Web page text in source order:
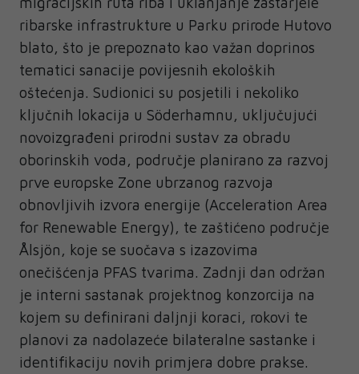
ribarske infrastrukture u Parku prirode Hutovo
blato, što je prepoznato kao važan doprinos
tematici sanacije povijesnih ekoloških
oštećenja. Sudionici su posjetili i nekoliko
ključnih lokacija u Söderhamnu, uključujući
novoizgrađeni prirodni sustav za obradu
oborinskih voda, područje planirano za razvoj
prve europske Zone ubrzanog razvoja
obnovljivih izvora energije (Acceleration Area
for Renewable Energy), te zaštićeno područje
Ålsjön, koje se suočava s izazovima
onečišćenja PFAS tvarima. Zadnji dan održan
je interni sastanak projektnog konzorcija na
kojem su definirani daljnji koraci, rokovi te
planovi za nadolazeće bilateralne sastanke i
identifikaciju novih primjera dobre prakse.